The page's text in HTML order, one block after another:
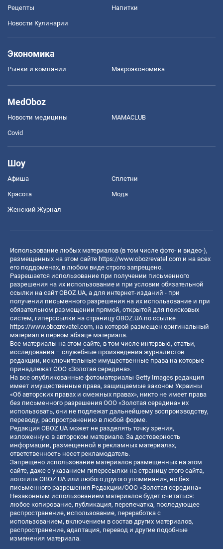
Рецепты Напитки
Новости Кулинарии
Экономика
Рынки и компании Mакроэкономика
MedOboz
Новости медицины MAMACLUB
Covid
Шоу
Афиша Сплетни
Красота Мода
Женский Журнал
Использование любых материалов (в том числе фото- и видео-),
размещенных на этом сайте https://www.obozrevatel.com и на всех
его поддоменах, в любом виде строго запрещено.
Разрешается использование при получении письменного
разрешения на их использование и при условии обязательной
ссылки на сайт OBOZ.UA, а для интернет-изданий - при
получении письменного разрешения на их использование и при
обязательном размещении прямой, открытой для поисковых
систем, гиперссылки на страницу OBOZ.UA по ссылке
https://www.obozrevatel.com, на которой размещен оригинальный
материал в первом абзаце материала.
Все материалы на этом сайте, в том числе интервью, статьи,
исследования – служебные произведения журналистов
редакции, исключительные имущественные права на которые
принадлежат ООО «Золотая середина».
На все опубликованные фотоматериалы Getty Images редакция
имеет имущественные права, защищаемые законом Украины
«Об авторских правах и смежных правах», никто не имеет права
без письменного разрешения ООО «Золотая середина» их
использовать, они не подлежат дальнейшему воспроизводству,
переводу, распространению в любой форме.
Редакция OBOZ.UA может не разделять точку зрения,
изложенную в авторском материале. За достоверность
информации, размещенной в рекламных материалах,
ответственность несет рекламодатель.
Запрещено использование материалов размещенных на этом
сайте, даже с указанием гиперссылки на страницу этого сайта,
логотипа OBOZ.UA или любого другого упоминания, но без
письменного разрешения Редакции/ООО «Золотая середина»
Незаконным использованием материалов будет считаться:
любое копирование, публикация, перепечатка, последующее
распространение, использование, переработка с
использованием, включением в состав других материалов,
распространение, адаптация, перевод и другие подобные
изменения материала.